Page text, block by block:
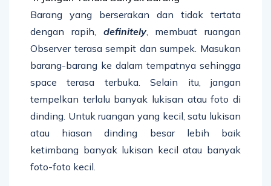
Barang yang berserakan dan tidak tertata
dengan rapih, definitely, membuat ruangan
Observer terasa sempit dan sumpek. Masukan
barang-barang ke dalam tempatnya sehingga
space terasa terbuka. Selain itu, jangan
tempelkan terlalu banyak lukisan atau foto di
dinding. Untuk ruangan yang kecil, satu lukisan
atau hiasan dinding besar lebih baik
ketimbang banyak lukisan kecil atau banyak
foto-foto kecil.